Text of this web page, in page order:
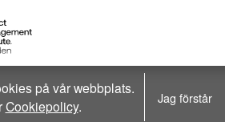
på vår webbplats.
Cookiepolicy. Jag förstår